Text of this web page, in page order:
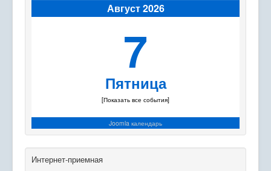
Август 2026
7
Пятница
[Показать все события]
Joomla календарь
Интернет-приемная